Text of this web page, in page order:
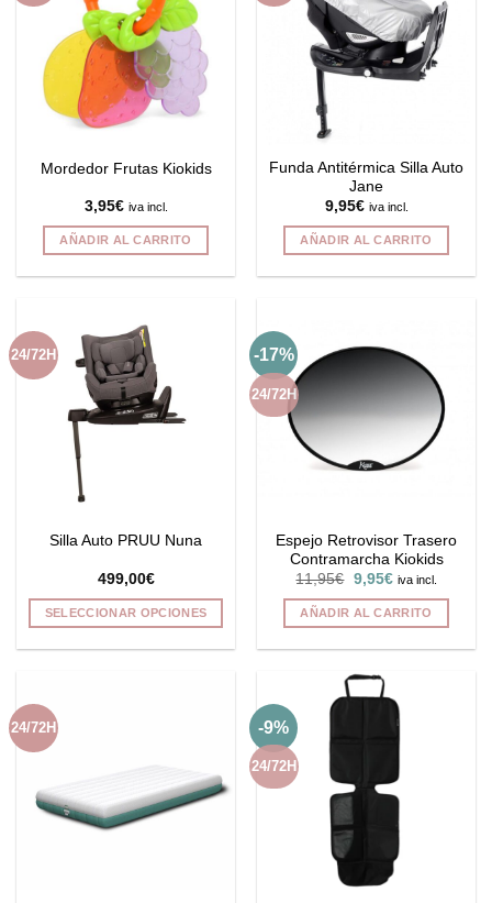
Las
opciones
se
pueden
elegir
en
página
producto
Las
opciones
se
pueden
página
de
producto
Mordedor Frutas Kiokids
3,95€ iva incl.
AÑADIR AL CARRITO
Funda Antitérmica Silla Auto
Jane
9,95€ iva incl.
AÑADIR AL CARRITO
24/72H
Silla Auto PRUU Nuna
499,00€
SELECCIONAR OPCIONES
se
pueden
-17%
24/72H
Espejo Retrovisor Trasero
Contramarcha Kiokids
11,95€ El
original
era:
9,95€El
actual
es:
iva incl.
AÑADIR AL CARRITO
24/72H -9%
24/72H